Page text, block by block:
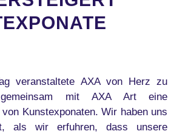
veranstaltete AXA von Herz zu
mit AXA Art eine
Kunstexponaten. Wir haben uns
als wir erfuhren, dass unsere